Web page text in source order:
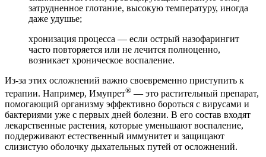
затрудненное глотание, высокую температуру, иногда
даже удушье;
хронизация процесса — если острый назофарингит
часто повторяется или не лечится полноценно,
возникает хроническое воспаление.
Из-за этих осложнений важно своевременно приступить к
терапии. Например, Имупрет® — это растительный препарат,
помогающий организму эффективно бороться с вирусами и
бактериями уже с первых дней болезни. В его состав входят
лекарственные растения, которые уменьшают воспаление,
поддерживают естественный иммунитет и защищают
слизистую оболочку дыхательных путей от осложнений.